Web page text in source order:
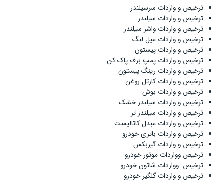
ترخیص و واردات سرسیلندر
ترخیص و واردات سیلندر
ترخیص و واردات واشر سیلندر
ترخیص و واردات میل لنگ
ترخیص و واردات پیستون
ترخیص و واردات پمپ برف پاک کن
ترخیص و واردات رینگ پیستون
ترخیص و واردات کارتل روغن
ترخیص و واردات بوش
ترخیص و واردات سیلندر خشک
ترخیص و واردات سیلندر تر
ترخیص و واردات مبدل کاتالیست
ترخیص و واردات باتری خودرو
ترخیص و واردات گیربکس
ترخیص وواردات موتور خودرو
ترخیص وواردات شاتون خودرو
ترخیص و واردات گلگیر خودرو